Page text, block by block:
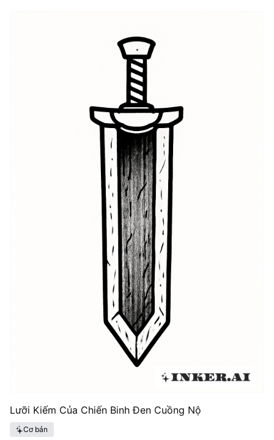
Lưỡi Kiếm Của Chiến Binh Đen Cuồng Nộ
Cơ bản